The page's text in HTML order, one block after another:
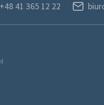
+48 41 365 12 22